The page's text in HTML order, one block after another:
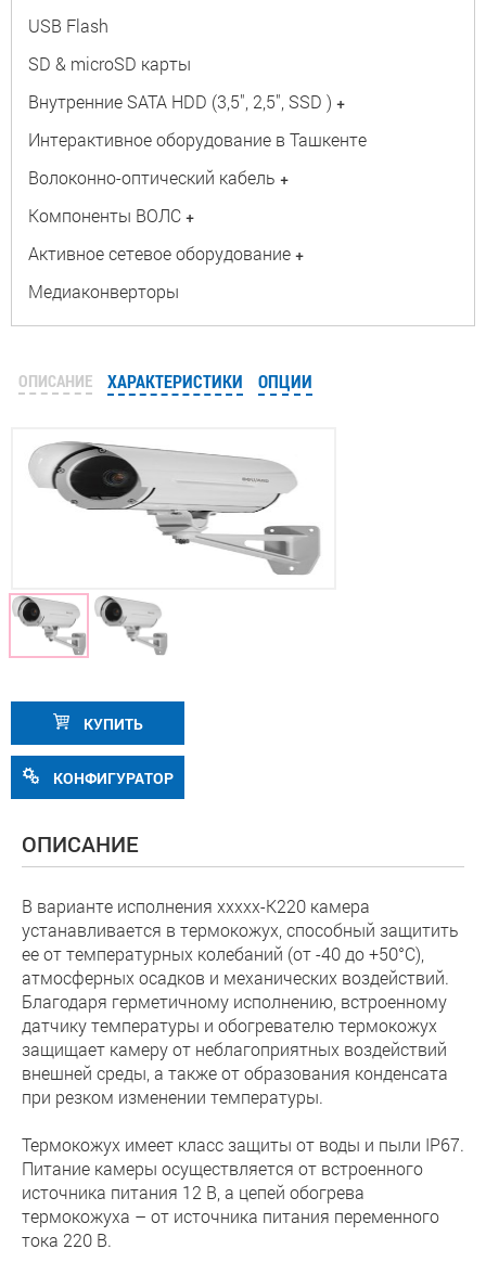
USB Flash
SD & microSD карты
Внутренние SATA HDD (3,5", 2,5", SSD ) +
Интерактивное оборудование в Ташкенте
Волоконно-оптический кабель +
Компоненты ВОЛС +
Активное сетевое оборудование +
Медиаконверторы
ОПИСАНИЕ ХАРАКТЕРИСТИКИ ОПЦИИ
КУПИТЬ
КОНФИГУРАТОР
ОПИСАНИЕ
В варианте исполнения xxxxx-K220 камера
устанавливается в термокожух, способный защитить
ее от температурных колебаний (от -40 до +50°С),
атмосферных осадков и механических воздействий.
Благодаря герметичному исполнению, встроенному
датчику температуры и обогревателю термокожух
защищает камеру от неблагоприятных воздействий
внешней среды, а также от образования конденсата
при резком изменении температуры.
Термокожух имеет класс защиты от воды и пыли IP67.
Питание камеры осуществляется от встроенного
источника питания 12 В, а цепей обогрева
термокожуха – от источника питания переменного
тока 220 В.